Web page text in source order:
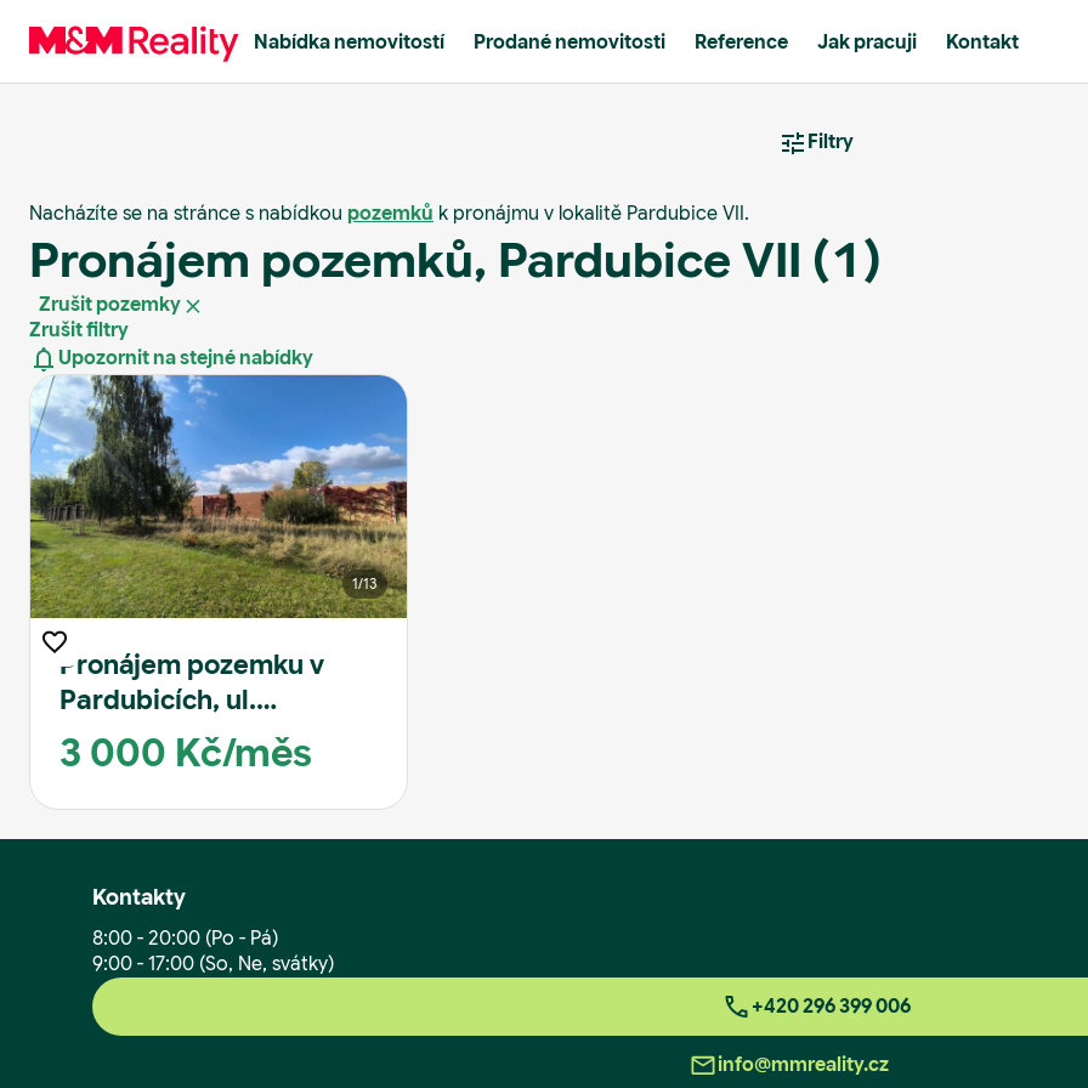
Nabídka nemovitostí Prodané nemovitosti Reference Jak pracuji Kontakt
Filtry
Nacházíte se na stránce s nabídkou pozemků k pronájmu v lokalitě Pardubice VII.
Pronájem pozemků, Pardubice VII (1)
Zrušit pozemky
Zrušit filtry
Upozornit na stejné nabídky
1/13
Pronájem pozemku v
Pardubicích, ul.
Pištorova
3 000 Kč/měs
Kontakty
8:00 - 20:00 (Po - Pá)
9:00 - 17:00 (So, Ne, svátky)
+420 296 399 006
info@mmreality.cz